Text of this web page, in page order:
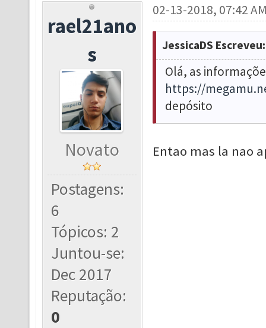
rael21ano
s
Novato
Postagens:
6
Tópicos: 2
Juntou-se:
Dec 2017
Reputação:
0
02-13-2018, 07:42
JessicaDS Escreveu:
Olá, as
https://
depósito
Entao mas la nao